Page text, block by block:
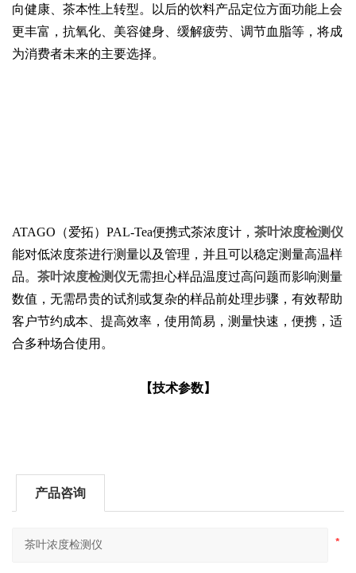
向健康、茶本性上转型。以后的饮料产品定位方面功能上会
更丰富，抗氧化、美容健身、缓解疲劳、调节血脂等，将成
为消费者未来的主要选择。
ATAGO（爱拓）PAL-Tea便携式茶浓度计，茶叶浓度检测仪
能对低浓度茶进行测量以及管理，并且可以稳定测量高温样
品。茶叶浓度检测仪无需担心样品温度过高问题而影响测量
数值，无需昂贵的试剂或复杂的样品前处理步骤，有效帮助
客户节约成本、提高效率，使用简易，测量快速，便携，适
合多种场合使用。
【技术参数】
产品咨询